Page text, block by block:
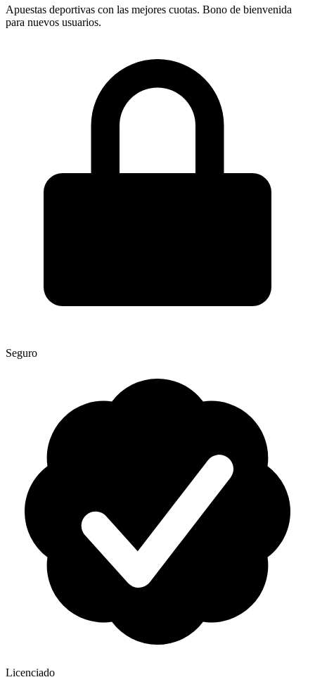
Apuestas deportivas con las mejores cuotas. Bono de bienvenida
para nuevos usuarios.
Seguro
Licenciado